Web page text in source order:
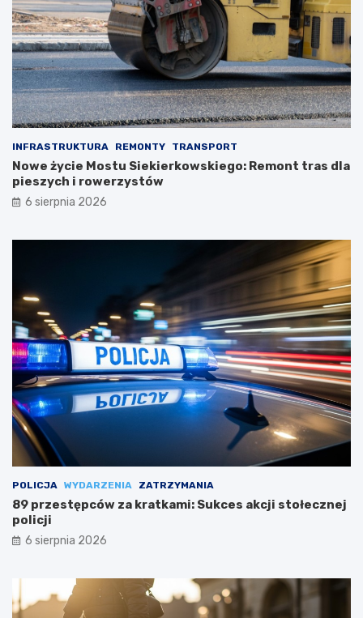
INFRASTRUKTURA REMONTY TRANSPORT
Nowe życie Mostu Siekierkowskiego: Remont tras dla
pieszych i rowerzystów
6 sierpnia 2026
POLICJA WYDARZENIA ZATRZYMANIA
89 przestępców za kratkami: Sukces akcji stołecznej
policji
6 sierpnia 2026